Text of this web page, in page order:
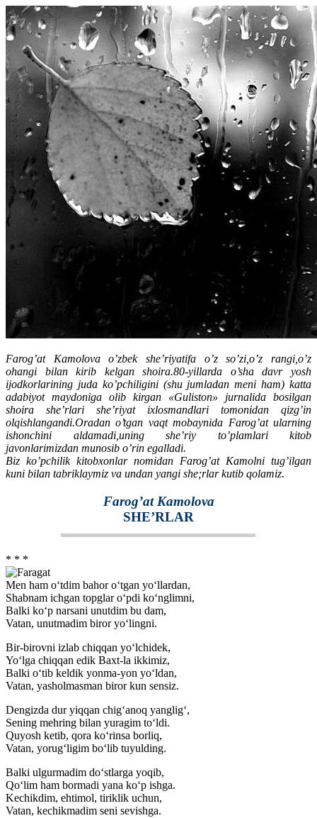
Farog’at Kamolova o’zbek she’riyatifa o’z so’zi,o’z rangi,o’z
ohangi bilan kirib kelgan shoira.80-yillarda o’sha davr yosh
ijodkorlarining juda ko’pchiligini (shu jumladan meni ham) katta
adabiyot maydoniga olib kirgan «Guliston» jurnalida bosilgan
shoira she’rlari she’riyat ixlosmandlari tomonidan qizg’in
olqishlangandi.Oradan o’tgan vaqt mobaynida Farog’at ularning
ishonchini aldamadi,uning she’riy to’plamlari kitob
javonlarimizdan munosib o’rin egalladi.
Biz ko’pchilik kitobxonlar nomidan Farog’at Kamolni tug’ilgan
kuni bilan tabriklaymiz va undan yangi she;rlar kutib qolamiz.
Farog’at Kamolova
SHE’RLAR
* * *
Men ham o‘tdim bahor o‘tgan yo‘llardan,
Shabnam ichgan topglar o‘pdi ko‘nglimni,
Balki ko‘p narsani unutdim bu dam,
Vatan, unutmadim biror yo‘lingni.
Bir-birovni izlab chiqqan yo‘lchidek,
Yo‘lga chiqqan edik Baxt-la ikkimiz,
Balki o‘tib keldik yonma-yon yo‘ldan,
Vatan, yasholmasman biror kun sensiz.
Dengizda dur yiqqan chig‘anoq yanglig‘,
Sening mehring bilan yuragim to‘ldi.
Quyosh ketib, qora ko‘rinsa borliq,
Vatan, yorug‘ligim bo‘lib tuyulding.
Balki ulgurmadim do‘stlarga yoqib,
Qo‘lim ham bormadi yana ko‘p ishga.
Kechikdim, ehtimol, tiriklik uchun,
Vatan, kechikmadim seni sevishga.